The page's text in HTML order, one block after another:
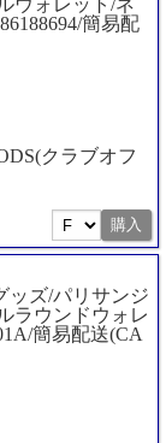
簡易配
クラブオフ
ッズ/パリサンジ
ラウンドウォレ
簡易配送(CA